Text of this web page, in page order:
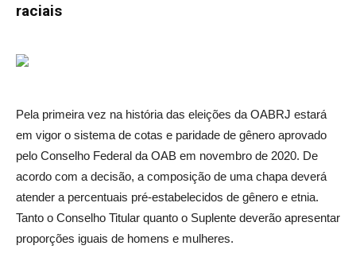
raciais
Pela primeira vez na história das eleições da OABRJ estará
em vigor o sistema de cotas e paridade de gênero aprovado
pelo Conselho Federal da OAB em novembro de 2020. De
acordo com a decisão, a composição de uma chapa deverá
atender a percentuais pré-estabelecidos de gênero e etnia.
Tanto o Conselho Titular quanto o Suplente deverão apresentar
proporções iguais de homens e mulheres.